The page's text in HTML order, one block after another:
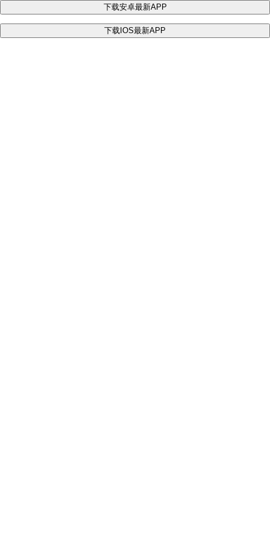
下载安卓最新APP
下载IOS最新APP